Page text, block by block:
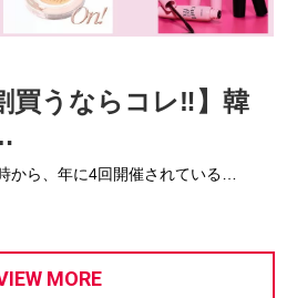
買うならコレ‼】韓
から、年に4回開催されている…
MORE